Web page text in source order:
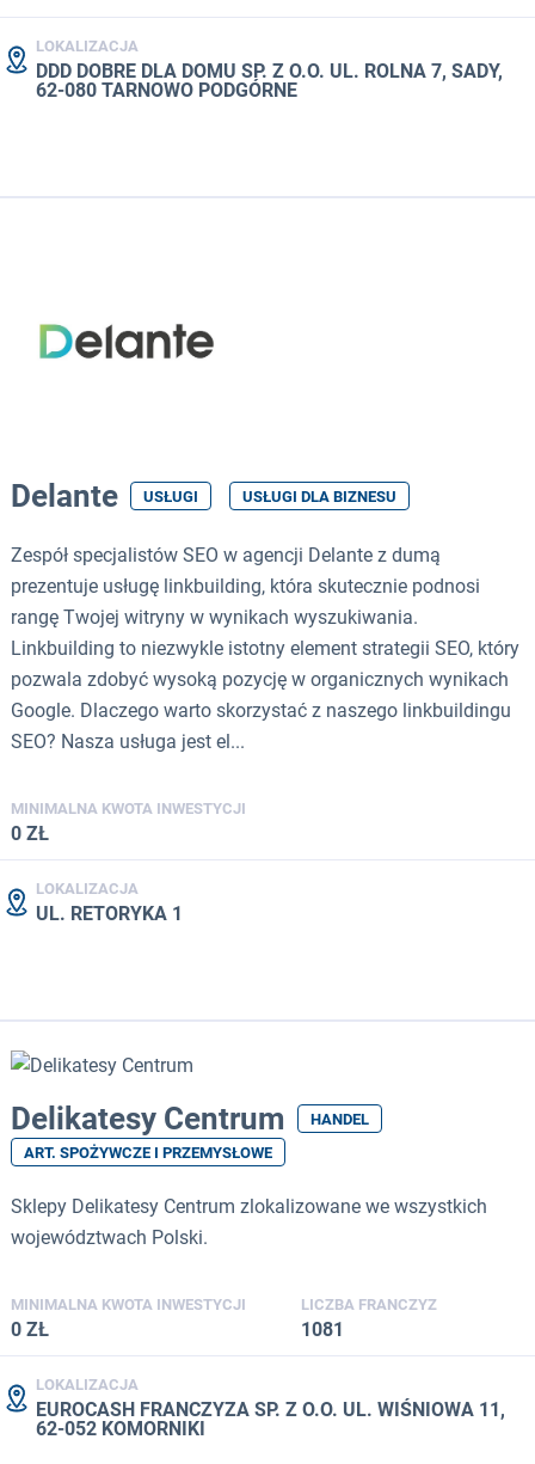
LOKALIZACJA
DDD DOBRE DLA DOMU SP. Z O.O. UL. ROLNA 7, SADY,
62-080 TARNOWO PODGÓRNE
Delante USŁUGI USŁUGI DLA BIZNESU
Zespół specjalistów SEO w agencji Delante z dumą
prezentuje usługę linkbuilding, która skutecznie podnosi
rangę Twojej witryny w wynikach wyszukiwania.
Linkbuilding to niezwykle istotny element strategii SEO, który
pozwala zdobyć wysoką pozycję w organicznych wynikach
Google. Dlaczego warto skorzystać z naszego linkbuildingu
SEO? Nasza usługa jest el...
MINIMALNA KWOTA INWESTYCJI
0 ZŁ
LOKALIZACJA
UL. RETORYKA 1
Delikatesy Centrum
HANDEL
ART. SPOŻYWCZE I PRZEMYSŁOWE
Sklepy Delikatesy Centrum zlokalizowane we wszystkich
województwach Polski.
MINIMALNA KWOTA INWESTYCJI
0 ZŁ
LICZBA FRANCZYZ
1081
LOKALIZACJA
EUROCASH FRANCZYZA SP. Z O.O. UL. WIŚNIOWA 11,
62-052 KOMORNIKI